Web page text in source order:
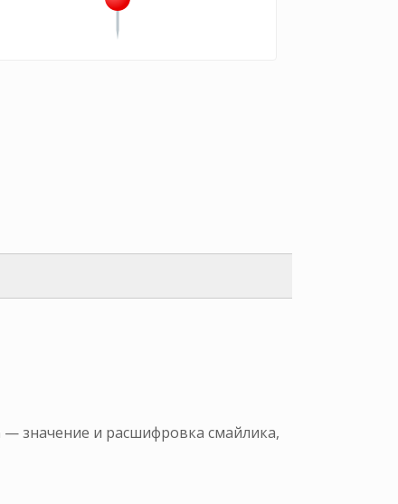
значение и расшифровка смайлика,